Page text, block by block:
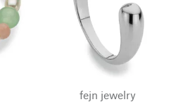
fejn jewelry